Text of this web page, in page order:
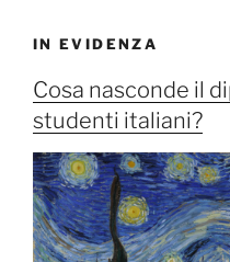
IN EVIDENZA
Cosa nasconde il
studenti italiani?